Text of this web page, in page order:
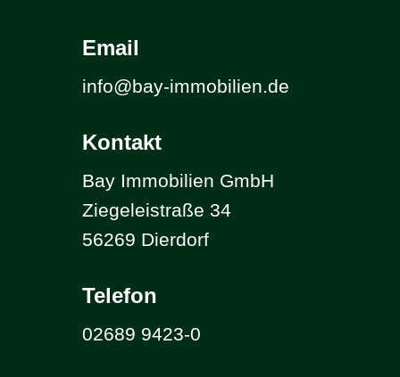
Email
info@bay-immobilien.de
Kontakt
Bay Immobilien GmbH
Ziegeleistraße 34
56269 Dierdorf
Telefon
02689 9423-0